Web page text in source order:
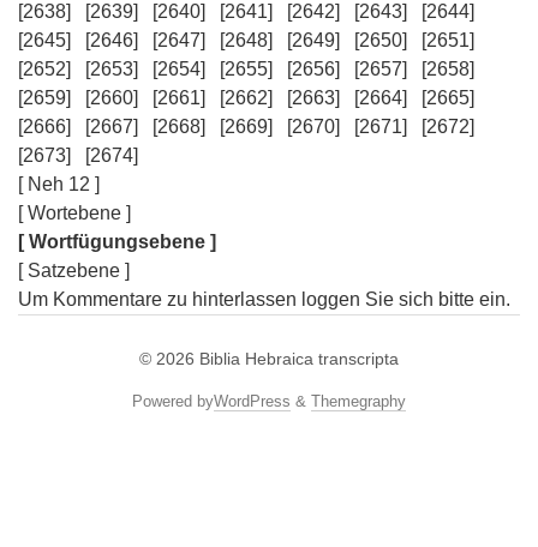
[2638]
[2639] [2640] [2641] [2642] [2643]
[2644]
[2645]
[2646] [2647] [2648] [2649] [2650]
[2651]
[2652]
[2653] [2654] [2655] [2656] [2657]
[2658]
[2659]
[2660] [2661] [2662] [2663] [2664]
[2665]
[2666]
[2667] [2668] [2669] [2670] [2671]
[2672]
[2673]
[2674]
[ Neh 12 ]
[ Wortebene ]
[ Wortfügungsebene ]
[ Satzebene ]
Um Kommentare zu hinterlassen loggen Sie sich bitte ein.
© 2026 Biblia Hebraica transcripta
Powered byWordPress & Themegraphy